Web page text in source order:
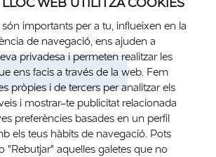
Atenció al client
+34 932 122 300
són importants per a tu, influeixen en la
de navegació, ens ajuden a
privadesa i permeten realitzar les
ens facis a través de la web. Fem
pròpies i de tercers per analitzar els
i mostrar-te publicitat relacionada
preferències basades en un perfil
els teus hàbits de navegació. Pots
"Rebutjar" aquelles galetes que no